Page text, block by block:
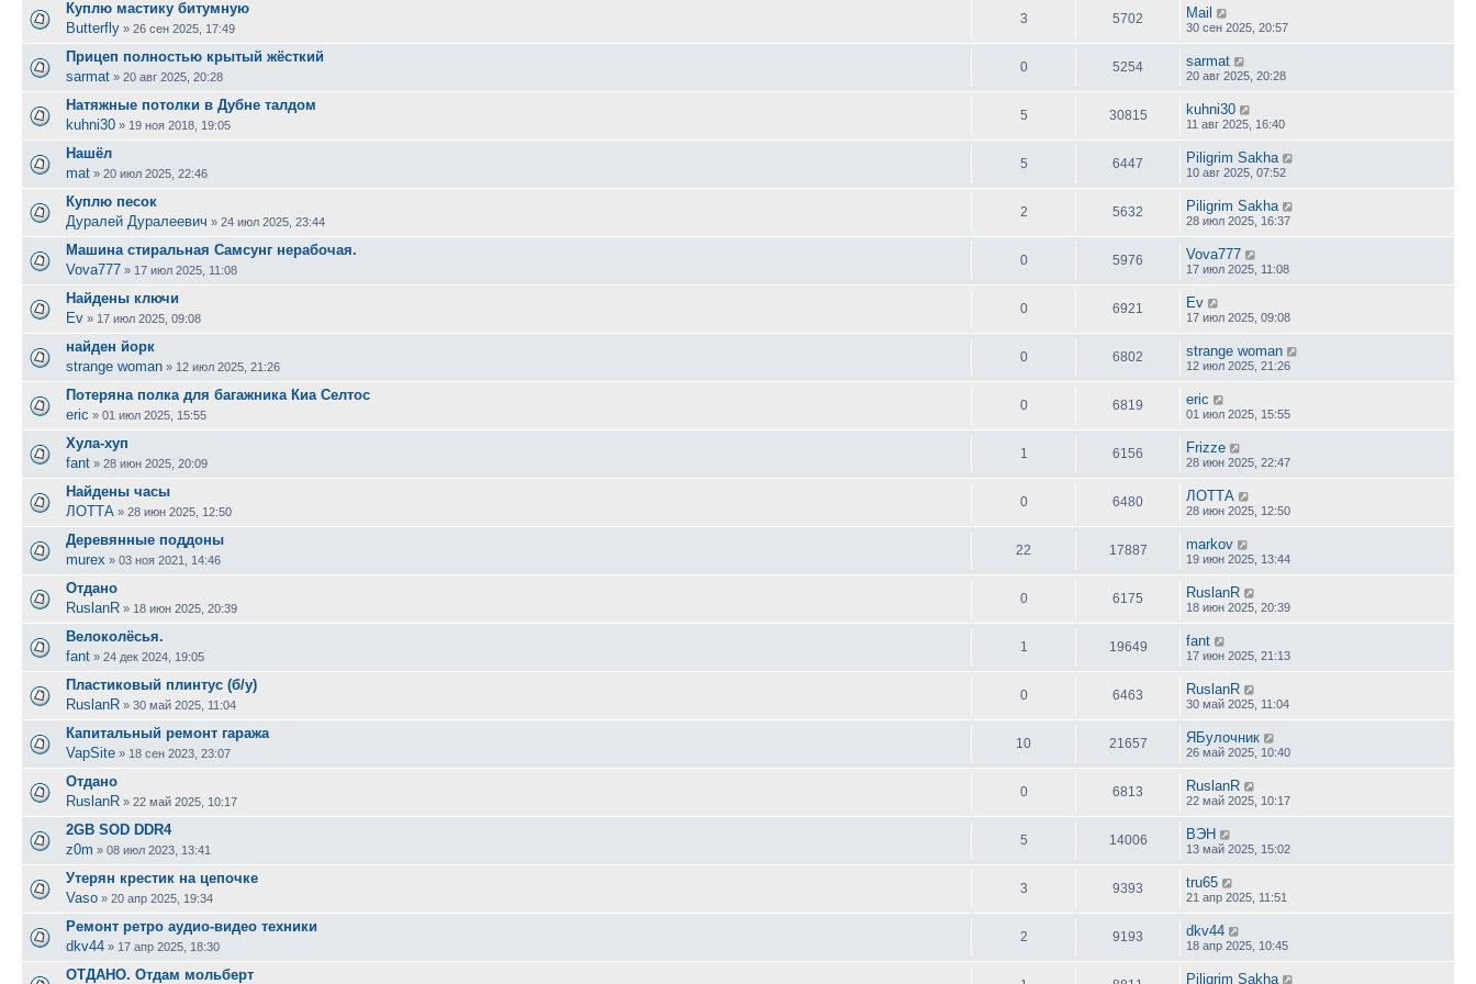
Куплю мастику битумную
Butterfly » 26 сен 2025, 17:49
3 5702 Mail
30 сен 2025, 20:57
Прицеп полностью крытый жёсткий
sarmat » 20 авг 2025, 20:28
0 5254 sarmat
20 авг 2025, 20:28
Натяжные потолки в Дубне талдом
kuhni30 » 19 ноя 2018, 19:05
5 30815 kuhni30
11 авг 2025, 16:40
Нашёл
mat » 20 июл 2025, 22:46
5 6447 Piligrim Sakha
10 авг 2025, 07:52
Куплю песок
Дуралей Дуралеевич » 24 июл 2025, 23:44
2 5632 Piligrim Sakha
28 июл 2025, 16:37
Машина стиральная Самсунг нерабочая.
Vova777 » 17 июл 2025, 11:08
0 5976 Vova777
17 июл 2025, 11:08
Найдены ключи
Ev » 17 июл 2025, 09:08
0 6921 Ev
17 июл 2025, 09:08
найден йорк
strange woman » 12 июл 2025, 21:26
0 6802 strange woman
12 июл 2025, 21:26
Потеряна полка для багажника Киа Селтос
eric » 01 июл 2025, 15:55
0 6819 eric
01 июл 2025, 15:55
Хула-хуп
fant » 28 июн 2025, 20:09
1 6156 Frizze
28 июн 2025, 22:47
Найдены часы
ЛОТТА » 28 июн 2025, 12:50
0 6480 ЛОТТА
28 июн 2025, 12:50
Деревянные поддоны
murex » 03 ноя 2021, 14:46
22 17887 markov
19 июн 2025, 13:44
Отдано
RuslanR » 18 июн 2025, 20:39
0 6175 RuslanR
18 июн 2025, 20:39
Велоколёсья.
fant » 24 дек 2024, 19:05
1 19649 fant
17 июн 2025, 21:13
Пластиковый плинтус (б/у)
RuslanR » 30 май 2025, 11:04
0 6463 RuslanR
30 май 2025, 11:04
Капитальный ремонт гаража
VapSite » 18 сен 2023, 23:07
10 21657 ЯБулочник
26 май 2025, 10:40
Отдано
RuslanR » 22 май 2025, 10:17
0 6813 RuslanR
22 май 2025, 10:17
2GB SOD DDR4
z0m » 08 июл 2023, 13:41
5 14006 ВЭН
13 май 2025, 15:02
Утерян крестик на цепочке
Vaso » 20 апр 2025, 19:34
3 9393 tru65
21 апр 2025, 11:51
Ремонт ретро аудио-видео техники
dkv44 » 17 апр 2025, 18:30
2 9193 dkv44
18 апр 2025, 10:45
ОТДАНО. Отдам мольберт Piligrim Sakha